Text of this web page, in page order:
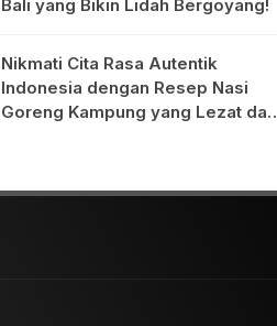
Bali yang Bikin Lidah Bergoyang!
Nikmati Cita Rasa Autentik
Indonesia dengan Resep Nasi
Goreng Kampung yang Lezat dan